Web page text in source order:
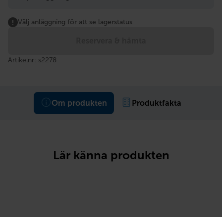
Välj anläggning för att se lagerstatus
Artikelnr: s2278
Om produkten Produktfakta
Lär känna produkten